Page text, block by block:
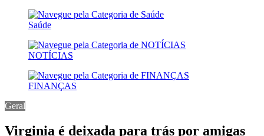
Saúde
NOTÍCIAS
FINANÇAS
Geral
Virginia é deixada para trás por amigas